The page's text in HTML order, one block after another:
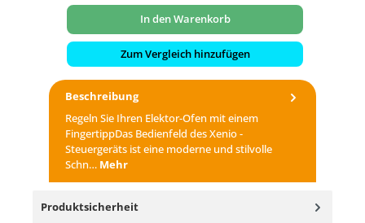
In den Warenkorb
Zum Vergleich hinzufügen
Beschreibung
Regeln Sie Ihren Elektor-Ofen mit einem
FingertippDas Bedienfeld des Xenio -
Steuergeräts ist eine moderne und stilvolle
Schn… Mehr
Produktsicherheit